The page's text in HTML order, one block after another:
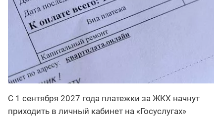
С 1 сентября 2027 года платежки за ЖКХ начнут
приходить в личный кабинет на «Госуслугах»